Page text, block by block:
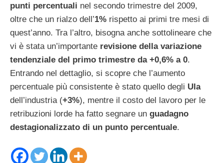
punti percentuali nel secondo trimestre del 2009,
oltre che un rialzo dell’1% rispetto ai primi tre mesi di
quest’anno. Tra l’altro, bisogna anche sottolineare che
vi è stata un’importante revisione della variazione
tendenziale del primo trimestre da +0,6% a 0.
Entrando nel dettaglio, si scopre che l’aumento
percentuale più consistente è stato quello degli Ula
dell’industria (+3%), mentre il costo del lavoro per le
retribuzioni lorde ha fatto segnare un guadagno
destagionalizzato di un punto percentuale.